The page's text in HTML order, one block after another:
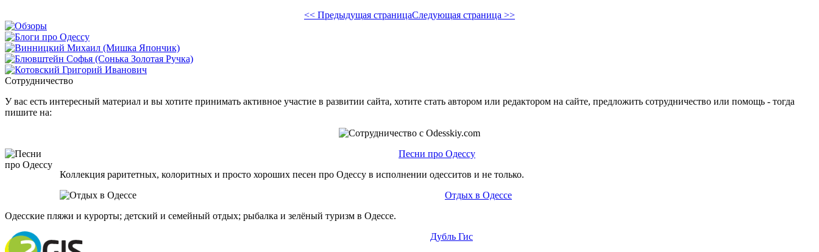
<< Предыдущая страницаСледующая страница >>
Сотрудничество
У вас есть интересный материал и вы хотите принимать активное участие в развитии сайта, хотите стать автором или редактором на сайте, предложить сотрудничество или помощь - тогда
пишите на:
Песни про Одессу
Коллекция раритетных, колоритных и просто хороших песен про Одессу в исполнении одесситов и не только.
Отдых в Одессе
Одесские пляжи и курорты; детский и семейный отдых; рыбалка и зелёный туризм в Одессе.
Дубль Гис